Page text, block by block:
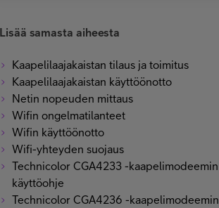
Lisää samasta aiheesta
Kaapelilaajakaistan tilaus ja toimitus
Kaapelilaajakaistan käyttöönotto
Netin nopeuden mittaus
Wifin ongelmatilanteet
Wifin käyttöönotto
Wifi-yhteyden suojaus
Technicolor CGA4233 -kaapelimodeemin
käyttöohje
Technicolor CGA4236 -kaapelimodeemin